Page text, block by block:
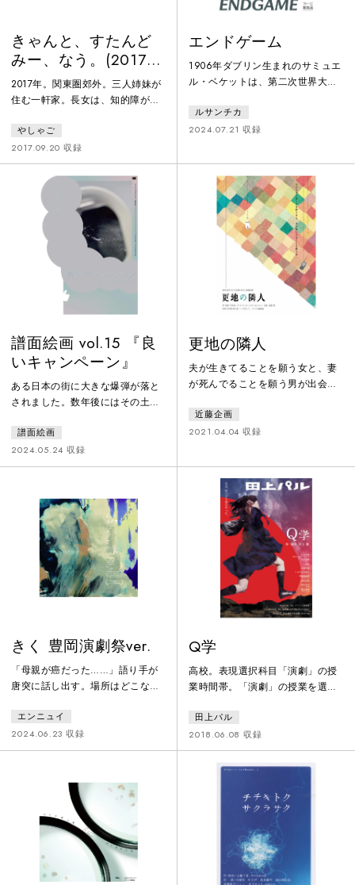
きゃんと、すたんど
みー、なう。(2017
ver)
2017年。関東圏郊外。三人姉妹が
住む一軒家。長女は、知的障がい
女が家を仕切っている。次女が結
婚し、夫と建てた新居への引っ越
し日。引っ越し業者とともに作業
をする姉妹たち。そこに、長女と
結婚したいという男が現れる。
やしゃご
2017.09.20 収録
エンドゲーム
1906年ダブリン生まれのサミュエ
ル・ベケットは、第二次世界大戦
奈子氏は、彼にとって「不条理」
とは難解な思想ではなく、きわめ
語ります。『エンドゲーム』の舞
台は核戦争後のシェルターとも言
われ、灰色の終焉の世界が描かれ
ます。不条理とは社会の理屈に合
わないこと。私たちの日常にもそ
れは潜んでいます。あなたは、ど
んな不条理と共に生きています
ルサンチカ
2024.07.21 収録
譜面絵画 vol.15 『良
いキャンペーン』
ある日本の街に大きな爆弾が落と
されました。数年後にはその土地
としてのバスツアーが実施される
ようになりました。さらにそれか
ら時間は流れ、その土地の周辺に
出来てすっかり観光地となりまし
た。悲劇は完全に風化したのでし
ょうか。ただ、当時のバスツアー
に参加した一人は最近、安楽死を
決めたそうです。
譜面絵画
2024.05.24 収録
更地の隣人
夫が生きてることを願う女と、妻
が死んでることを願う男が出会
土砂崩れによりインフラの一部が
使えない状況が続き荒廃した日
引っ越してきた、行方不明の妻を
探す男。 女は夫が生きている事を
願っているが、男は妻が死んでい
て欲しいと願い、更地を掘り続け
る。 噛み合わないふたりの交流の
果てに二人は、ある共同作業をは
じめる。ミズノオト・シアターカ
近藤企画
2021.04.04 収録
きく 豊岡演劇祭ver.
「母親が癌だった……」語り手が
唐突に話し出す。場所はどこなの
先のような目的をもって強制的に
集められる場所。語り手、ならび
に聞き手たちはそこによく集まる
果たした後のような時間をそこで
過ごしている。語り手の話を真剣
に聞こうとしながらも、徐々に聞
き手たちの頭の中はズレていく。
育ってきた環境もこれまでの経験
もみんな違う。自分の想像で話の
余白を埋め
エンニュイ
2024.06.23 収録
Q学
高校。表現選択科目「演劇」の授
業時間帯。「演劇」の授業を選択
る問題児。自称演劇人の非常勤講
師によるやる気のない「演劇」の
授業は、ただの不良の巣窟と化し
てしまうが、無気力と惰性の時間
いった。しかし、ある時、その授
業が研究授業として発表しなくて
はならなくなる 。非常勤講師の提
案に 、全員で『走れメロス』を題
材にした芝居を作ることになる
が…不良
田上パル
2018.06.08 収録